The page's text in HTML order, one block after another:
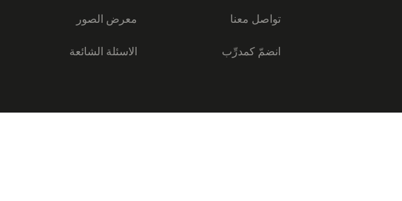
تواصل معنا
انضمّ كمدرِّب
معرض الصور
الاسئلة الشائعة